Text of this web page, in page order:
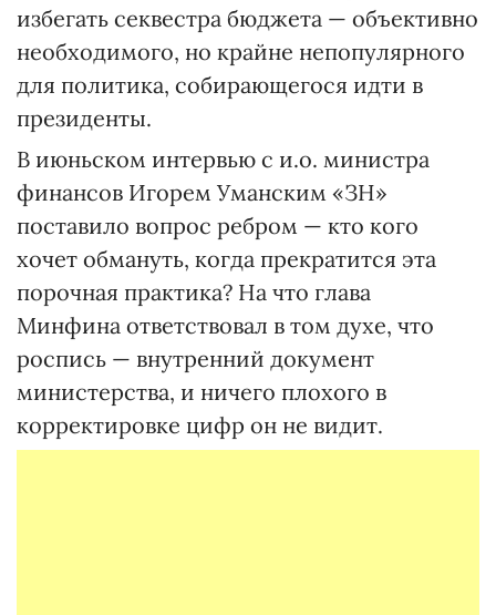
избегать секвестра бюджета — объективно
необходимого, но крайне непопулярного
для политика, собирающегося идти в
президенты.
В июньском интервью с и.о. министра
финансов Игорем Уманским «ЗН»
поставило вопрос ребром — кто кого
хочет обмануть, когда прекратится эта
порочная практика? На что глава
Минфина ответствовал в том духе, что
роспись — внутренний документ
министерства, и ничего плохого в
корректировке цифр он не видит.